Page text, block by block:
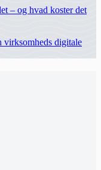
– og hvad koster det
virksomheds digitale